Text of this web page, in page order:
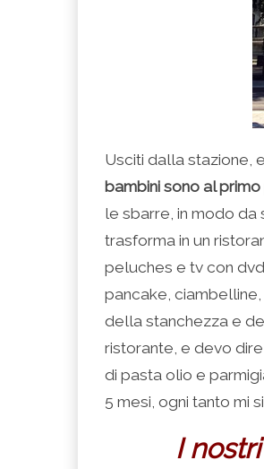
Usciti dalla stazione,
bambini sono al
le sbarre, in modo da
trasforma in un
peluches e tv con
pancake,
della stanchezza e
ristorante, e devo
di pasta olio e
5 mesi, ogni tanto mi
I